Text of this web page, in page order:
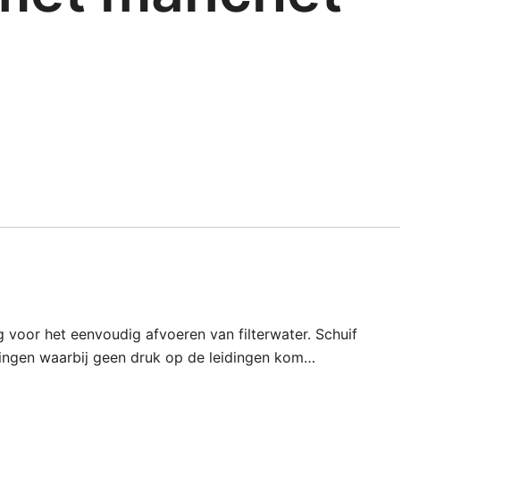
het eenvoudig afvoeren van filterwater. Schuif
waarbij geen druk op de leidingen kom…